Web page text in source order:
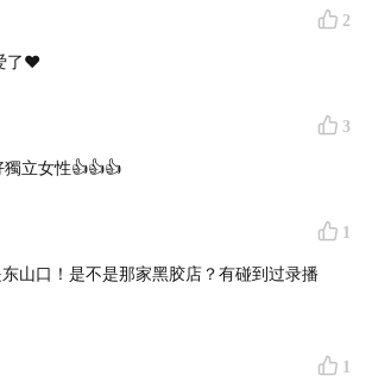
个打满鸡血的励志故事。自 2022.5.20
后经历四任主厨，伴随着争议不断的负
租约到期后，这家名为“老广食饭”的粤
别。这两年间，咩直承受了很多的压
段很精彩的经历。
直（小红书：
2
了❤️
3
立女性👍👍👍
1
山口！是不是那家黑胶店？有碰到过录播
1